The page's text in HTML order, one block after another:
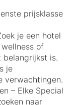
prijsklasse
je een hotel
of
belangrijkst is.
je
verwachtingen.
– Elke Special
naar